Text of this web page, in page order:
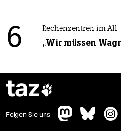
6 Rechenzentren im All
„Wir müssen
taz
Folgen Sie uns